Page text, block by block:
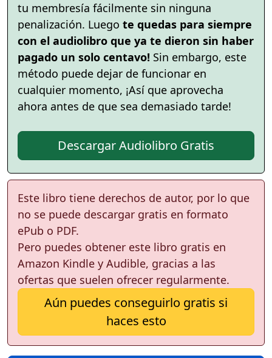
tu membresía fácilmente sin ninguna
penalización. Luego te quedas para siempre
con el audiolibro que ya te dieron sin haber
pagado un solo centavo! Sin embargo, este
método puede dejar de funcionar en
cualquier momento, ¡Así que aprovecha
ahora antes de que sea demasiado tarde!
Descargar Audiolibro Gratis
Este libro tiene derechos de autor, por lo que
no se puede descargar gratis en formato
ePub o PDF.
Pero puedes obtener este libro gratis en
Amazon Kindle y Audible, gracias a las
ofertas que suelen ofrecer regularmente.
Aún puedes conseguirlo gratis si
haces esto